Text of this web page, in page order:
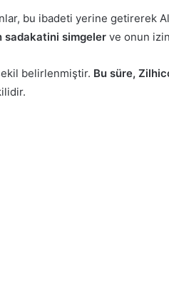
bu ibadeti yerine getirerek
sadakatini simgeler ve onun
belirlenmiştir. Bu süre,